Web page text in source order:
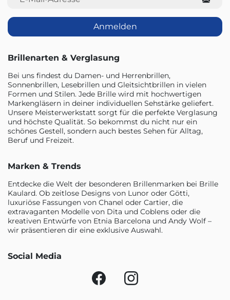
Anmelden
Brillenarten & Verglasung
Bei uns findest du Damen- und Herrenbrillen,
Sonnenbrillen, Lesebrillen und Gleitsichtbrillen in vielen
Formen und Stilen. Jede Brille wird mit hochwertigen
Markengläsern in deiner individuellen Sehstärke geliefert.
Unsere Meisterwerkstatt sorgt für die perfekte Verglasung
und höchste Qualität. So bekommst du nicht nur ein
schönes Gestell, sondern auch bestes Sehen für Alltag,
Beruf und Freizeit.
Marken & Trends
Entdecke die Welt der besonderen Brillenmarken bei Brille
Kaulard. Ob zeitlose Designs von Lunor oder Götti,
luxuriöse Fassungen von Chanel oder Cartier, die
extravaganten Modelle von Dita und Coblens oder die
kreativen Entwürfe von Etnia Barcelona und Andy Wolf –
wir präsentieren dir eine exklusive Auswahl.
Social Media